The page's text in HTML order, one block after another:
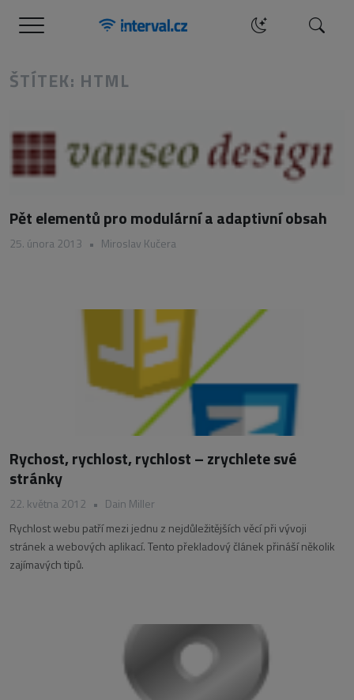
Menu Hledat
ŠTÍTEK: HTML
Pět elementů pro modulární a adaptivní obsah
25. února 2013 • Miroslav Kučera
Rychost, rychlost, rychlost – zrychlete své
stránky
22. května 2012 • Dain Miller
Rychlost webu patří mezi jednu z nejdůležitějších věcí při vývoji
stránek a webových aplikací. Tento překladový článek přináší několik
zajímavých tipů.